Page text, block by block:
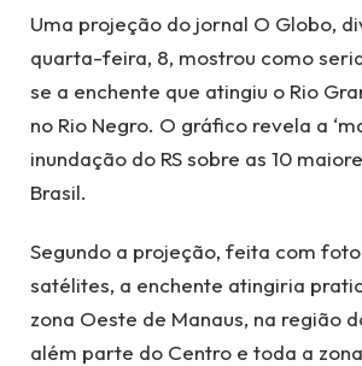
Uma projeção do jornal O Globo,
quarta-feira, 8, mostrou como
se a enchente que atingiu o Rio
no Rio Negro. O gráfico revela a
inundação do RS sobre as 10
Brasil.
Segundo a projeção, feita com
satélites, a enchente atingiria
zona Oeste de Manaus, na região
além parte do Centro e toda a